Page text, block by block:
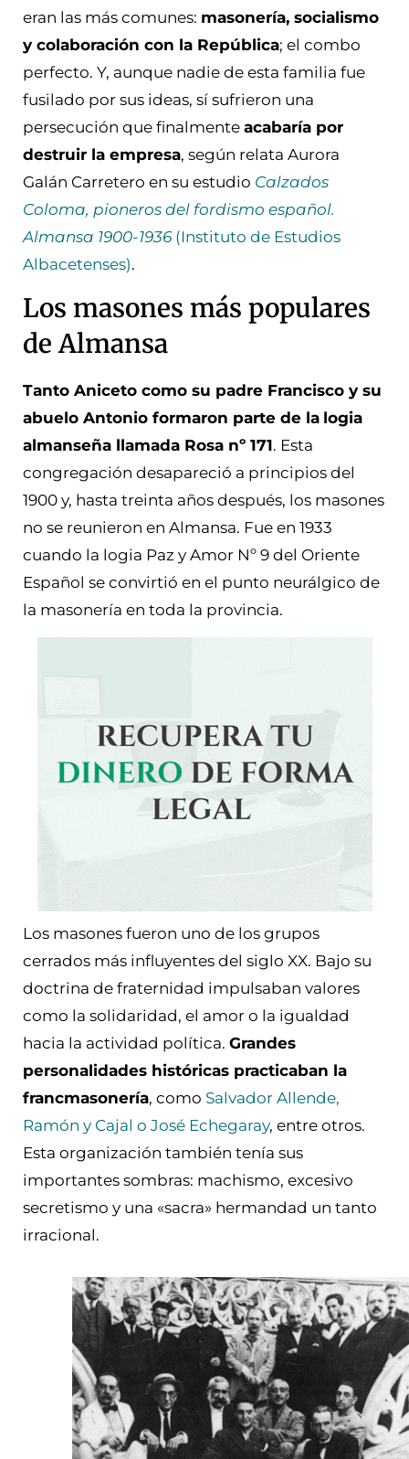
eran las más comunes: masonería, socialismo
y colaboración con la República; el combo
perfecto. Y, aunque nadie de esta familia fue
fusilado por sus ideas, sí sufrieron una
persecución que finalmente acabaría por
destruir la empresa, según relata Aurora
Galán Carretero en su estudio Calzados
Coloma, pioneros del fordismo español.
Almansa 1900-1936 (Instituto de Estudios
Albacetenses).
Los masones más populares
de Almansa
Tanto Aniceto como su padre Francisco y su
abuelo Antonio formaron parte de la logia
almanseña llamada Rosa nº 171. Esta
congregación desapareció a principios del
1900 y, hasta treinta años después, los masones
no se reunieron en Almansa. Fue en 1933
cuando la logia Paz y Amor Nº 9 del Oriente
Español se convirtió en el punto neurálgico de
la masonería en toda la provincia.
Los masones fueron uno de los grupos
cerrados más influyentes del siglo XX. Bajo su
doctrina de fraternidad impulsaban valores
como la solidaridad, el amor o la igualdad
hacia la actividad política. Grandes
personalidades históricas practicaban la
francmasonería, como Salvador Allende,
Ramón y Cajal o José Echegaray, entre otros.
Esta organización también tenía sus
importantes sombras: machismo, excesivo
secretismo y una «sacra» hermandad un tanto
irracional.